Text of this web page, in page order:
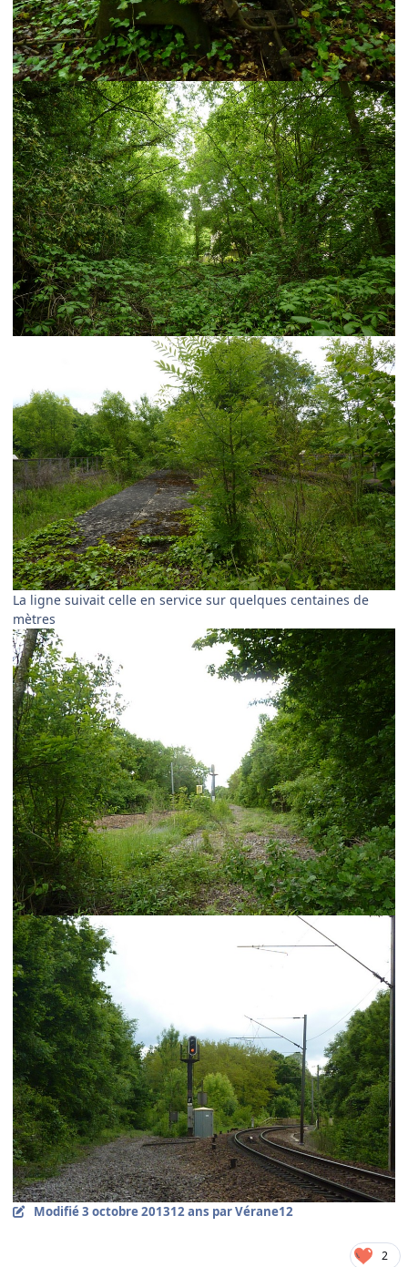
La ligne suivait celle en service sur quelques centaines de
mètres
Modifié3 octobre 201312 ans par Vérane12
2